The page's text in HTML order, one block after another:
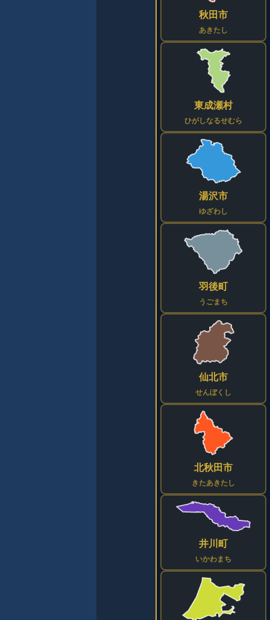
秋田市
あきたし
東成瀬村
ひがしなるせむら
湯沢市
ゆざわし
羽後町
うごまち
仙北市
せんぼくし
北秋田市
きたあきたし
井川町
いかわまち